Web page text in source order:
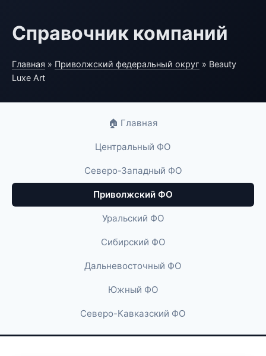
Справочник компаний
Главная » Приволжский федеральный округ » Beauty
Luxe Art
🏠 Главная
Центральный ФО
Северо-Западный ФО
Приволжский ФО
Уральский ФО
Сибирский ФО
Дальневосточный ФО
Южный ФО
Северо-Кавказский ФО